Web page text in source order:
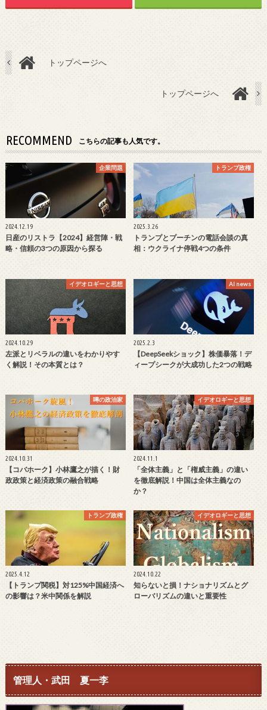
トップページへ
トップページへ
RECOMMEND こちらの記事も人気です。
企業問題
2024.12.19
日産のリストラ【2024】経営陣・戦
略・信頼の3つの原因から探る
トランプ政権
2025.3.26
トランプとプーチンの電話会談の真
相：ウクライナ停戦4つの条件
イデオロギーと思想
2024.10.29
左派とリベラルの違いをわかりやす
く解説！その本質とは？
AI news
2025.2.3
【DeepSeekショック】株価暴落！デ
ィープシークが大成功した2つの戦略
噂の政治家
2024.10.31
【コバホーク】小林鷹之が描く！財
政政策と経済政策の融合戦略
イデオロギーと思想
2024.11.1
「全体主義」と「権威主義」の違い
を徹底解説！中国は全体主義なの
か？
トランプ政権
2025.4.12
【トランプ関税】対125%中国経済へ
の影響は？米中関係を解説
イデオロギーと思想
2024.10.22
知らないと損！ナショナリズムとグ
ローバリズムの違いと重要性
管理人・武田 夏一李